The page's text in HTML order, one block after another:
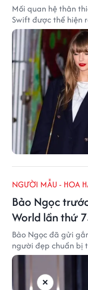
Mối quan hệ thân
Swift được thể hiện
NGƯỜI MẪU - HOA
Bảo Ngọc
World lần thứ
Bảo Ngọc đã gửi
người đẹp chuẩn bị
×